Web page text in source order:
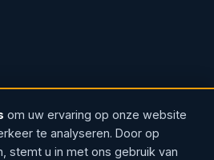
om uw ervaring op onze website
te analyseren. Door op
stemt u in met ons gebruik van